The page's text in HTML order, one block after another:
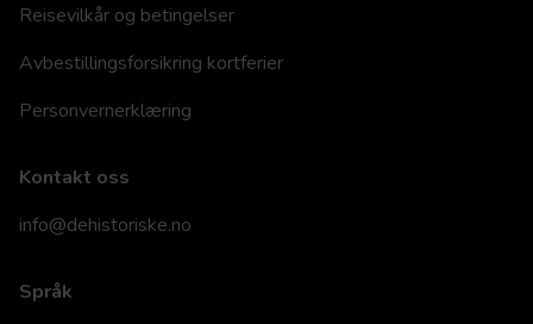
Reisevilkår og betingelser
Avbestillingsforsikring kortferier
Personvernerklæring
Kontakt oss
info@dehistoriske.no
Språk